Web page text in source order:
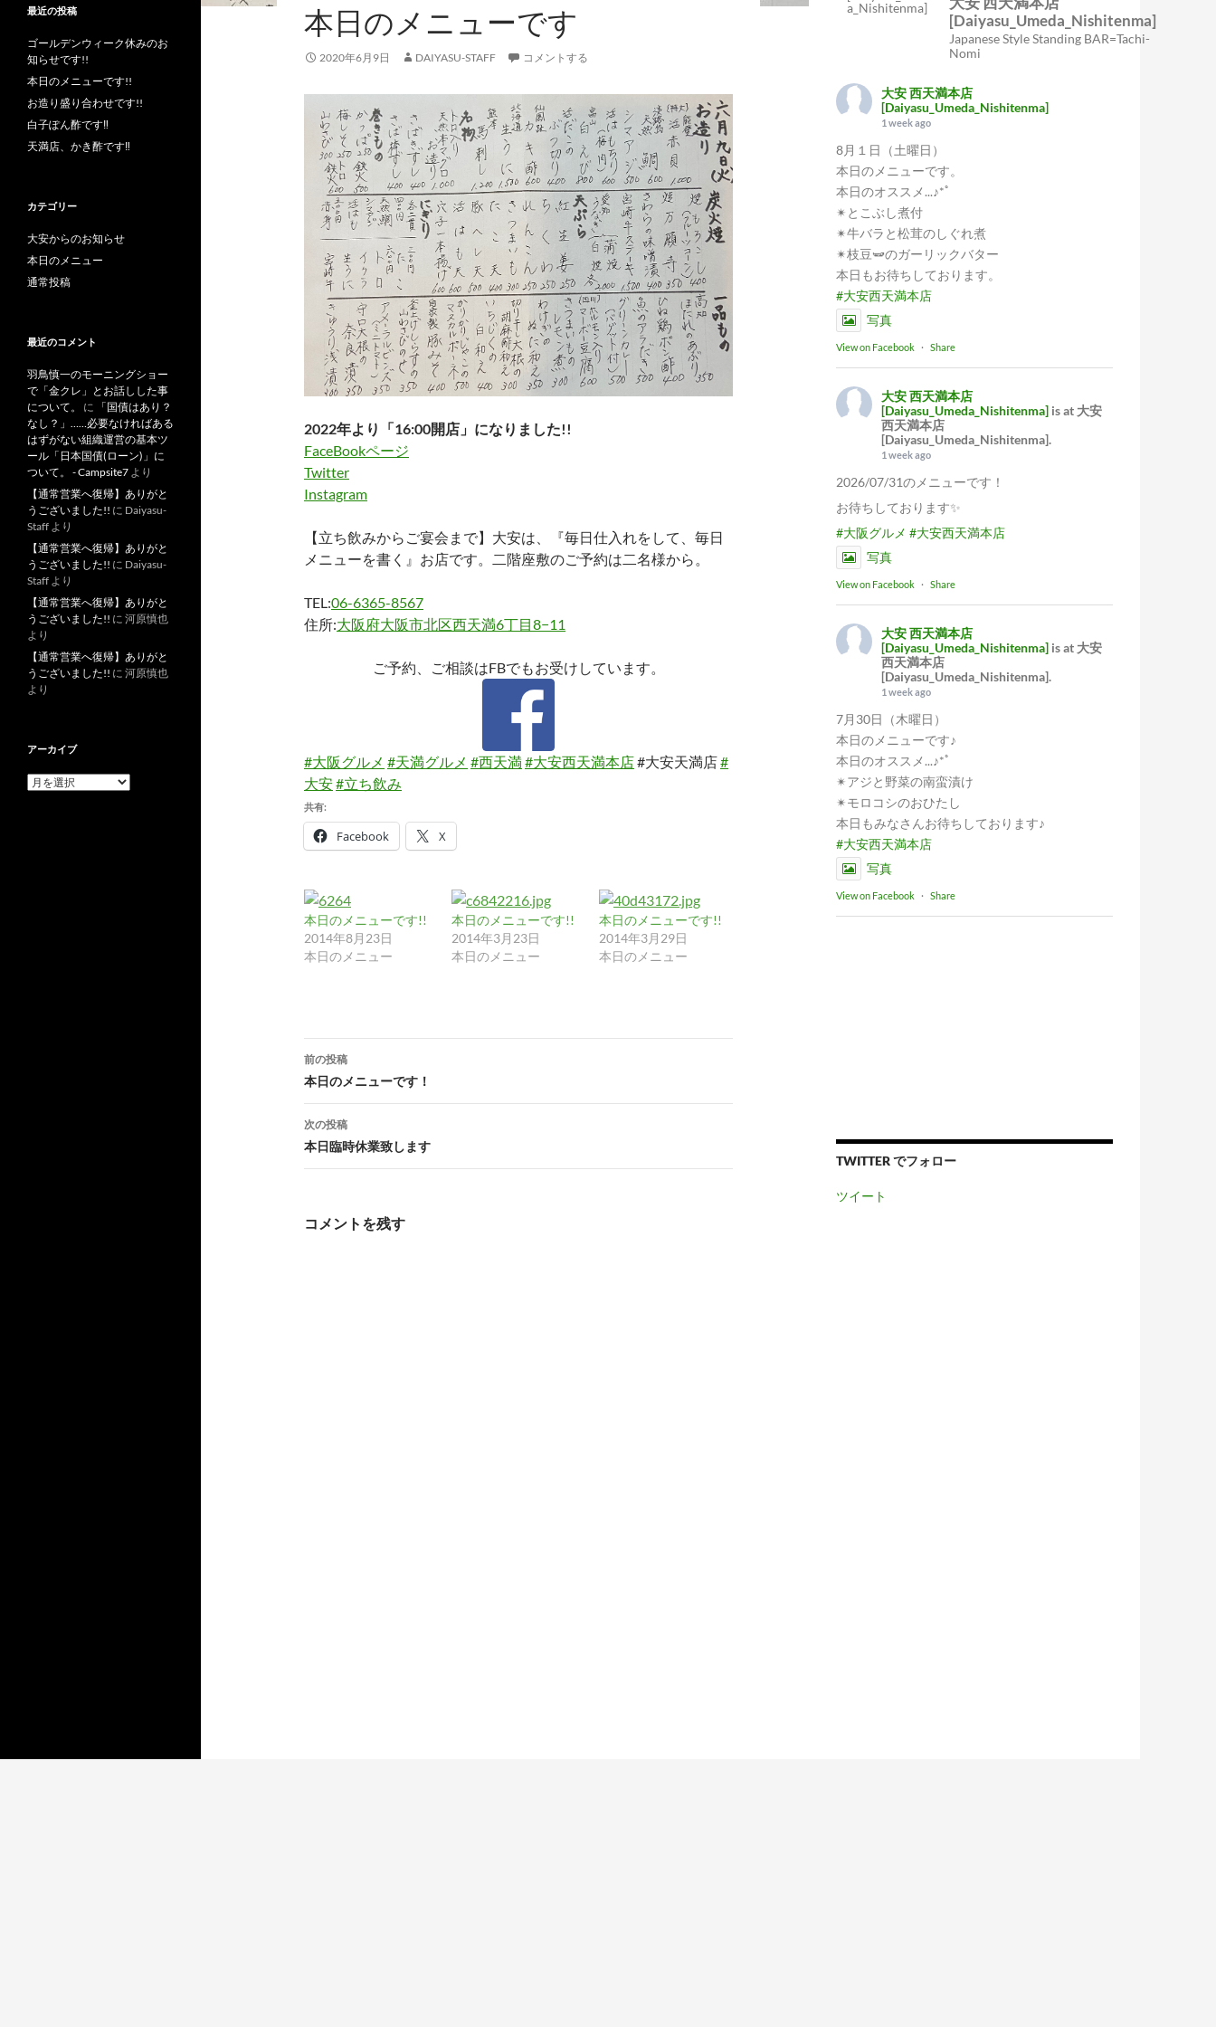
本日のメニューです
2020年6月9日 DAIYASU-STAFF コメントする
2022年より「16:00開店」になりました!!
FaceBookページ
Twitter
Instagram
【立ち飲みからご宴会まで】大安は、『毎日仕入れをして、毎日
メニューを書く』お店です。二階座敷のご予約は二名様から。
TEL:06-6365-8567
住所:大阪府大阪市北区西天満6丁目8−11
ご予約、ご相談はFBでもお受けしています。
#大阪グルメ #天満グルメ #西天満#大安西天満本店#大安天満店#
大安#立ち飲み
共有:
Facebook X
本日のメニューです!!
2014年8月23日
本日のメニュー
本日のメニューです!!
2014年3月23日
本日のメニュー
本日のメニューです!!
2014年3月29日
本日のメニュー
投
稿
ナ
ビ
前の投稿
本日のメニューです！
次の投稿
本日臨時休業致します
コメントを残す
[Daiyasu_Umeda_Nishitenma]
Japanese Style Standing BAR=Tachi-
Nomi
大安 西天満本店
[Daiyasu_Umeda_Nishitenma]
1 week ago
8月１日（土曜日）
本日のメニューです。
本日のオススメ...♪*ﾟ
✴︎とこぶし煮付
✴︎牛バラと松茸のしぐれ煮
✴︎枝豆🫛のガーリックバター
本日もお待ちしております。
#大安西天満本店
写真
View on Facebook · Share
大安 西天満本店
[Daiyasu_Umeda_Nishitenma] is at 大安
西天満本店
[Daiyasu_Umeda_Nishitenma].
1 week ago
2026/07/31のメニューです！
お待ちしております✨
#大阪グルメ #大安西天満本店
写真
View on Facebook · Share
大安 西天満本店
[Daiyasu_Umeda_Nishitenma] is at 大安
西天満本店
[Daiyasu_Umeda_Nishitenma].
1 week ago
7月30日（木曜日）
本日のメニューです♪
本日のオススメ...♪*ﾟ
✴︎アジと野菜の南蛮漬け
✴︎モロコシのおひたし
本日もみなさんお待ちしております♪
#大安西天満本店
写真
View on Facebook · Share
TWITTER でフォロー
ツイート
最近の投稿
ゴールデンウィーク休みのお
知らせです!!
本日のメニューです!!
お造り盛り合わせです!!
白子ぽん酢です‼︎
天満店、かき酢です‼︎
カテゴリー
大安からのお知らせ
本日のメニュー
通常投稿
最近のコメント
羽鳥慎一のモーニングショー
で「金クレ」とお話しした事
について。
に
「国債はあり？
なし？」……必要なければある
はずがない組織運営の基本ツ
ール「日本国債(ローン)」に
ついて。 - Campsite7 より
【通常営業へ復帰】ありがと
うございました!! に Daiyasu-
Staff より
【通常営業へ復帰】ありがと
うございました!! に Daiyasu-
Staff より
【通常営業へ復帰】ありがと
うございました!! に 河原慎也
より
【通常営業へ復帰】ありがと
うございました!! に 河原慎也
より
アーカイブ
ア